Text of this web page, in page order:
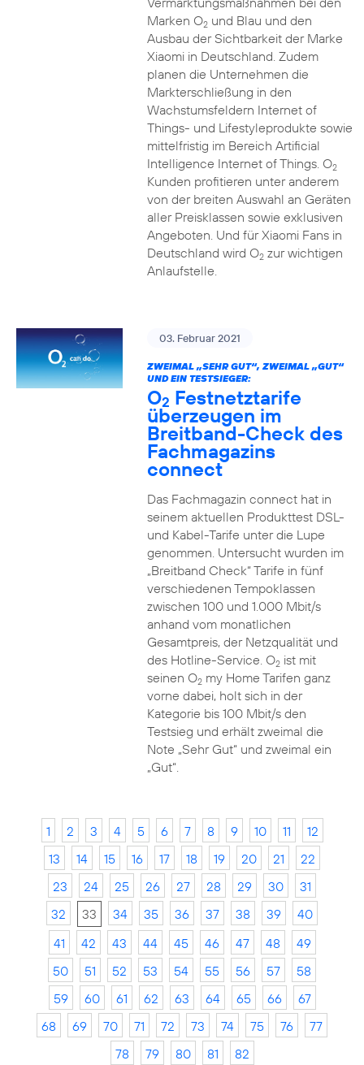
Marken O2und Blau und den
Ausbau der Sichtbarkeit der Marke
Xiaomi in Deutschland. Zudem
planen die Unternehmen die
Markterschließung in den
Wachstumsfeldern Internet of
Things- und Lifestyleprodukte sowie
mittelfristig im Bereich Artificial
Intelligence Internet of Things. O2
Kunden profitieren unter anderem
von der breiten Auswahl an Geräten
aller Preisklassen sowie exklusiven
Angeboten. Und für Xiaomi Fans in
Deutschland wird O2zur wichtigen
Anlaufstelle.
03. Februar 2021
ZWEIMAL „SEHR GUT“, ZWEIMAL „GUT“
UND EIN TESTSIEGER:
O2 Festnetztarife
überzeugen im
Breitband-Check des
Fachmagazins
connect
Das Fachmagazin connect hat in
seinem aktuellen Produkttest DSL-
und Kabel-Tarife unter die Lupe
genommen. Untersucht wurden im
„Breitband Check“ Tarife in fünf
verschiedenen Tempoklassen
zwischen 100 und 1.000 Mbit/s
anhand vom monatlichen
Gesamtpreis, der Netzqualität und
des Hotline-Service. O2ist mit
seinen O2my Home Tarifen ganz
vorne dabei, holt sich in der
Kategorie bis 100 Mbit/s den
Testsieg und erhält zweimal die
Note „Sehr Gut“ und zweimal ein
„Gut“.
1 2 3 4 5 6 7 8 9 10 11
12
13
14 15 16 17 18 19 20 21
22
23
24 25 26 27 28 29 30
31
32
33 34 35 36 37 38 39
40
41
42 43 44 45 46 47 48
49
50
51 52 53 54 55 56 57
58
59
60 61 62 63 64 65 66
67
68
69 70 71 72 73 74 75 76
77
78
79 80 81 82